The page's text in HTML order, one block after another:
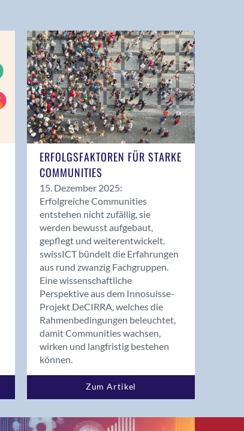
ERFOLGSFAKTOREN FÜR STARKE
COMMUNITIES
15. Dezember 2025:
Erfolgreiche Communities
entstehen nicht zufällig, sie
werden bewusst aufgebaut,
gepflegt und weiterentwickelt.
swissICT bündelt die Erfahrungen
aus rund zwanzig Fachgruppen.
Eine wissenschaftliche
Perspektive aus dem Innosuisse-
Projekt DeCIRRA, welches die
Rahmenbedingungen beleuchtet,
damit Communities wachsen,
wirken und langfristig bestehen
können.
Zum Artikel